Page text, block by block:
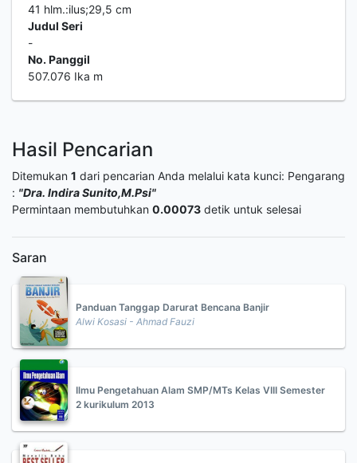
41 hlm.:ilus;29,5 cm
Judul Seri
-
No. Panggil
507.076 Ika m
Hasil Pencarian
Ditemukan 1 dari pencarian Anda melalui kata kunci: Pengarang
: "Dra. Indira Sunito,M.Psi"
Permintaan membutuhkan 0.00073 detik untuk selesai
Saran
Panduan Tanggap Darurat Bencana Banjir
Alwi Kosasi - Ahmad Fauzi
Ilmu Pengetahuan Alam SMP/MTs Kelas VIII Semester
2 kurikulum 2013